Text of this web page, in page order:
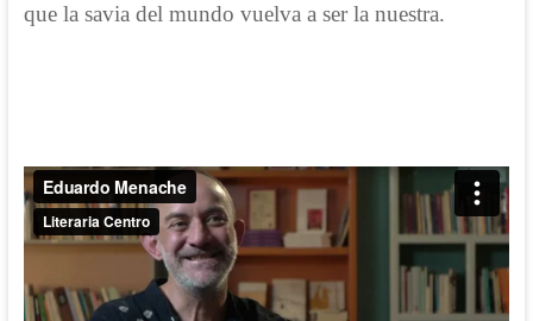
que la savia del mundo vuelva a ser la nuestra.